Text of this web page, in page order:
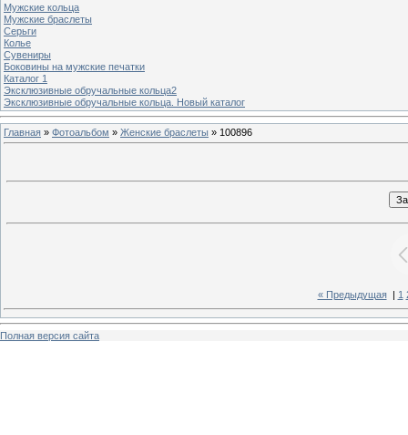
Мужские кольца
Мужские браслеты
Серьги
Колье
Сувениры
Боковины на мужские печатки
Каталог 1
Эксклюзивные обручальные кольца2
Эксклюзивные обручальные кольца. Новый каталог
Главная » Фотоальбом » Женские браслеты » 100896
« Предыдущая| 1
Полная версия сайта